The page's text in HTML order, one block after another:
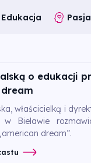
Edukacja Pasja
o edukacji
właścicielką i
w Bielawie
dream”.